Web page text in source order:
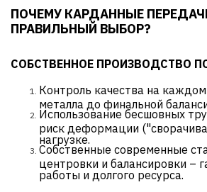
ПОЧЕМУ КАРДАННЫЕ
ПРАВИЛЬНЫЙ ВЫБОР?
СОБСТВЕННОЕ ПРОИЗВОДСТВО
Контроль качества на
металла до финальной
Использование бесшовных
риск деформации
нагрузке.
Собственные современные
центровки и балансировки –
работы и долгого ресурса.